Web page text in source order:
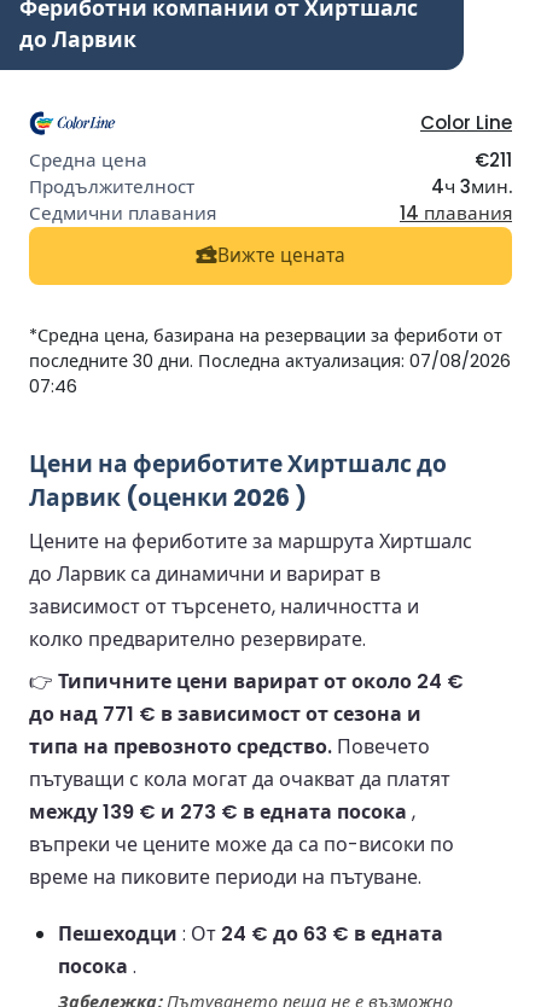
Фериботни компании от Хиртшалс
до Ларвик
Color Line
€211
4ч 3мин.
14 плавания
Вижте цената
*Средна цена, базирана на резервации за фериботи от
последните 30 дни. Последна актуализация: 07/08/2026
07:46
Цени на фериботите Хиртшалс до
Ларвик (оценки 2026 )
Цените на фериботите за маршрута Хиртшалс
до Ларвик са динамични и варират в
зависимост от търсенето, наличността и
колко предварително резервирате.
👉 Типичните цени варират от около 24 €
до над 771 € в зависимост от сезона и
типа на превозното средство. Повечето
пътуващи с кола могат да очакват да платят
между 139 € и 273 € в едната посока ,
въпреки че цените може да са по-високи по
време на пиковите периоди на пътуване.
Пешеходци : От 24 € до 63 € в едната
посока .
Забележка:Пътуването пеша не е възможно